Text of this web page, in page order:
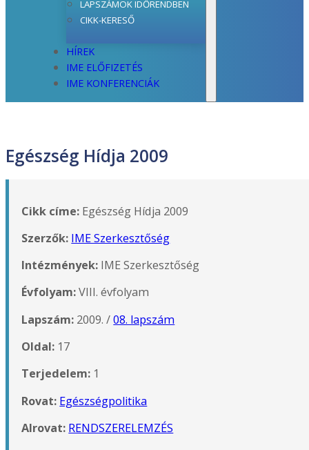
LAPSZÁMOK IDŐRENDBEN
CIKK-KERESŐ
HÍREK
IME ELŐFIZETÉS
IME KONFERENCIÁK
Egészség Hídja 2009
Cikk címe: Egészség Hídja 2009
Szerzők: IME Szerkesztőség
Intézmények: IME Szerkesztőség
Évfolyam:VIII. évfolyam
Lapszám: 2009. /08. lapszám
Oldal: 17
Terjedelem: 1
Rovat: Egészségpolitika
Alrovat: RENDSZERELEMZÉS